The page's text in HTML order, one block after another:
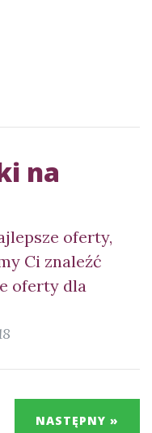
na
oferty,
Ci znaleźć
oferty dla
NASTĘPNY »